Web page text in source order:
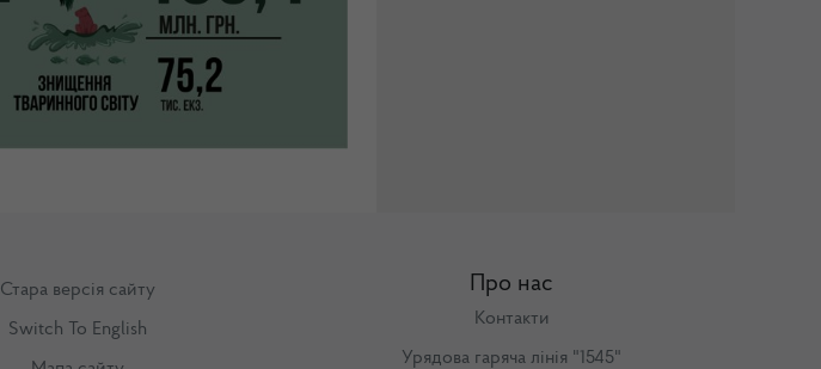
Стара версія сайту
Switch To English
Про нас
Контакти
Урядова гаряча лінія "1545"